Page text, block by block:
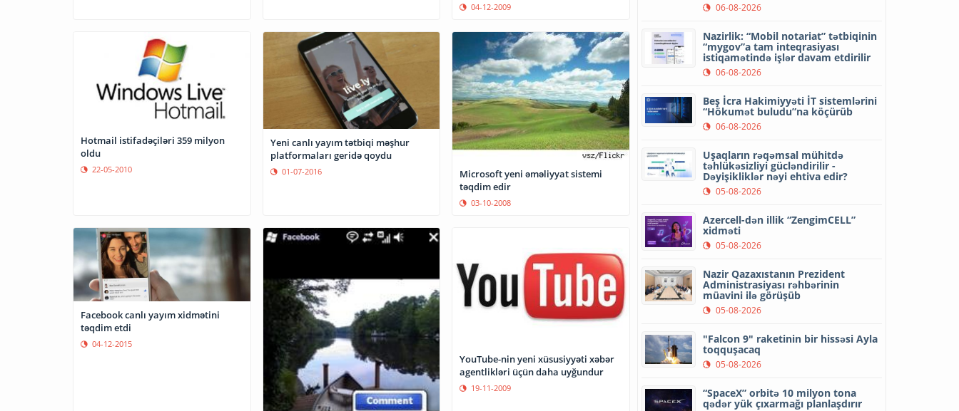
04-12-2009
Hotmail istifadəçiləri 359 milyon
oldu
22-05-2010
Yeni canlı yayım tətbiqi məşhur
platformaları geridə qoydu
01-07-2016
Microsoft yeni əməliyyat sistemi
təqdim edir
03-10-2008
Facebook canlı yayım xidmətini
təqdim etdi
04-12-2015
YouTube-nin yeni xüsusiyyəti xəbər
agentlikləri üçün daha uyğundur
19-11-2009
06-08-2026
Nazirlik: “Mobil notariat” tətbiqinin
“mygov”a tam inteqrasiyası
istiqamətində işlər davam etdirilir
06-08-2026
Beş İcra Hakimiyyəti İT sistemlərini
“Hökumət buludu”na köçürüb
06-08-2026
Uşaqların rəqəmsal mühitdə
təhlükəsizliyi gücləndirilir -
Dəyişikliklər nəyi ehtiva edir?
05-08-2026
Azercell-dən illik “ZengimCELL”
xidməti
05-08-2026
Nazir Qazaxıstanın Prezident
Administrasiyası rəhbərinin
müavini ilə görüşüb
05-08-2026
"Falcon 9" raketinin bir hissəsi Ayla
toqquşacaq
05-08-2026
“SpaceX” orbitə 10 milyon tona
qədər yük çıxarmağı planlaşdırır